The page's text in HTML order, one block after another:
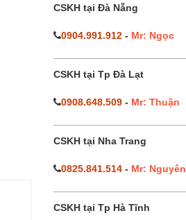
CSKH tại Đà Nẵng
0904.991.912- Mr: Ngọc
CSKH tại Tp Đà Lạt
0908.648.509- Mr: Thuận
CSKH tại Nha Trang
0825.841.514- Mr: Nguyên
CSKH tại Tp Hà Tĩnh